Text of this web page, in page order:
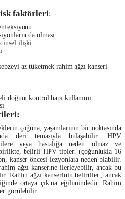
faktörleri:
da olması
cinsel ilişki
az tüketmek rahim ağzı kanseri
doğum kontrol hapı kullanımı
çoğuna, yaşamlarının bir noktasında
deri temasıyla bulaşabilir. HPV
veya hastalığa neden olmaz ve
belirli HPV tipleri (çoğunlukla 16
kanser öncesi lezyonlara neden olabilir.
ağzı kanserine ilerleyebilir, ancak bu
Rahim ağzı kanserinin belirtileri, ancak
ortaya çıkma eğilimindedir. Rahim
görülebilir: